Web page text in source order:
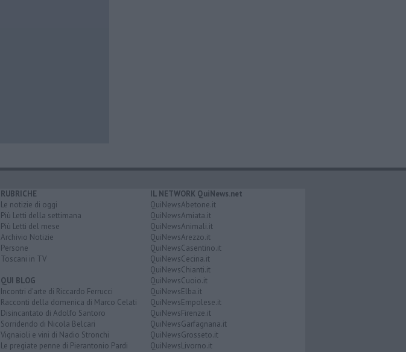
RUBRICHE
Le notizie di oggi
Più Letti della settimana
Più Letti del mese
Archivio Notizie
Persone
Toscani in TV
QUI BLOG
Incontri d'arte di Riccardo Ferrucci
Racconti della domenica di Marco Celati
Disincantato di Adolfo Santoro
Sorridendo di Nicola Belcari
Vignaioli e vini di Nadio Stronchi
Le pregiate penne di Pierantonio Pardi
IL NETWORK QuiNews.net
QuiNewsAbetone.it
QuiNewsAmiata.it
QuiNewsAnimali.it
QuiNewsArezzo.it
QuiNewsCasentino.it
QuiNewsCecina.it
QuiNewsChianti.it
QuiNewsCuoio.it
QuiNewsElba.it
QuiNewsEmpolese.it
QuiNewsFirenze.it
QuiNewsGarfagnana.it
QuiNewsGrosseto.it
QuiNewsLivorno.it